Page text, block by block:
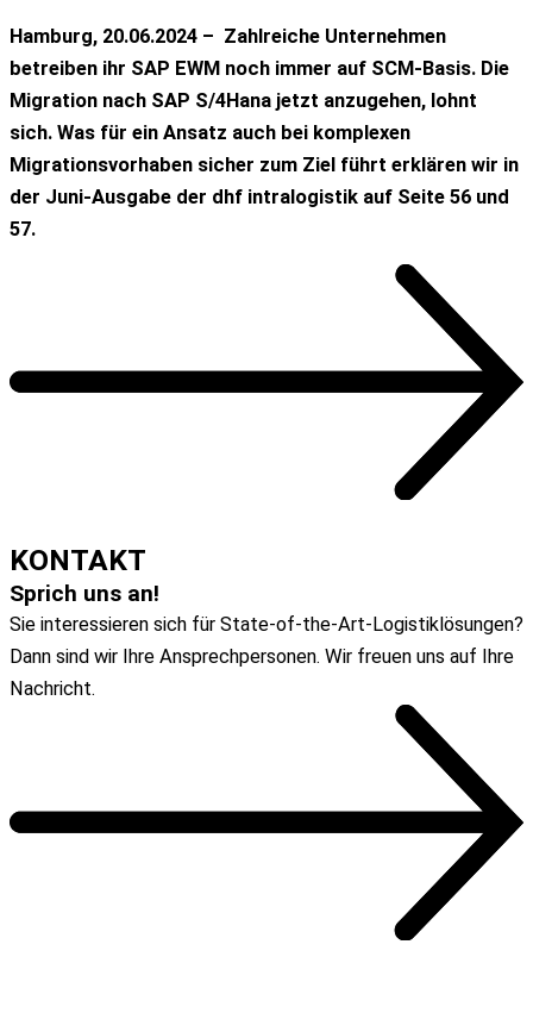
Hamburg, 20.06.2024 – Zahlreiche Unternehmen
betreiben ihr SAP EWM noch immer auf SCM-Basis. Die
Migration nach SAP S/4Hana jetzt anzugehen, lohnt
sich. Was für ein Ansatz auch bei komplexen
Migrationsvorhaben sicher zum Ziel führt erklären wir in
der Juni-Ausgabe der dhf intralogistik auf Seite 56 und
57.
KONTAKT
Sprich uns an!
Sie interessieren sich für State-of-the-Art-Logistiklösungen?
Dann sind wir Ihre Ansprechpersonen. Wir freuen uns auf Ihre
Nachricht.